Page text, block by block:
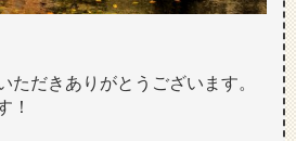
ただきありがとうございます。
！